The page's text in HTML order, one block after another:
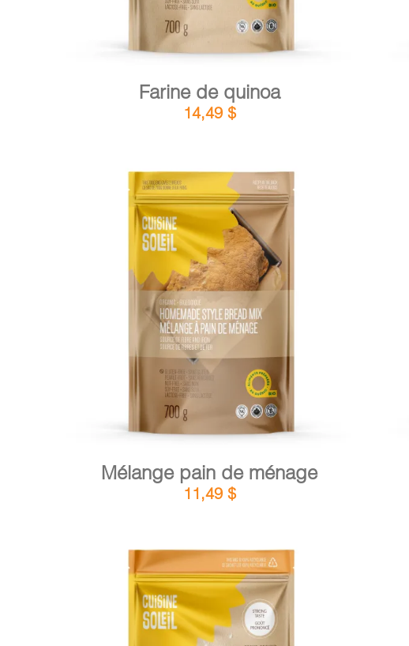
Farine de quinoa
14,49 $
AJOUTER AU PANIER / DÉTAILS
Mélange pain de ménage
11,49 $